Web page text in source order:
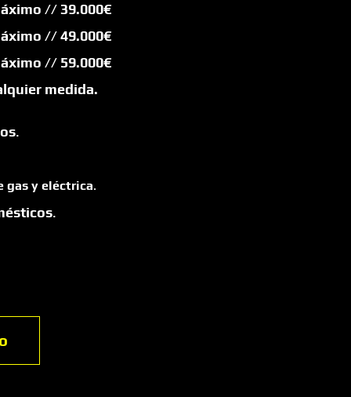
// 39.000€
// 49.000€
// 59.000€
medida.
.
gas y eléctrica.
.